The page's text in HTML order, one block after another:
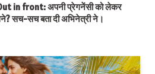
in front: अपनी प्रेगनेंसी को लेकर
सच-सच बता दी अभिनेत्री ने।